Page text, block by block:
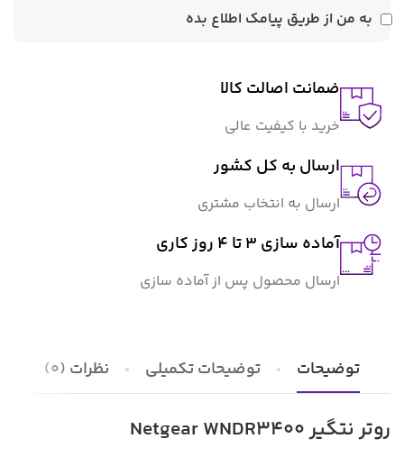
به من از طریق پیامک اطلاع بده
ضمانت اصالت کالا
خرید با کیفیت عالی
ارسال به کل کشور
ارسال به انتخاب مشتری
آماده سازی ۳ تا ۴ روز کاری
ارسال محصول پس از آماده سازی
توضیحات توضیحات تکمیلی نظرات (0)
روتر نتگیر Netgear WNDR3400